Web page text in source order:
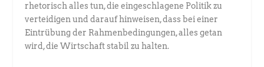
rhetorisch alles tun, die eingeschlagene Politik zu
verteidigen und darauf hinweisen, dass bei einer
Eintrübung der Rahmenbedingungen, alles getan
wird, die Wirtschaft stabil zu halten.